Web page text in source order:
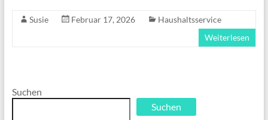
Susie Februar 17, 2026
Haushaltsservice
Weiterlesen
Suchen
Suchen